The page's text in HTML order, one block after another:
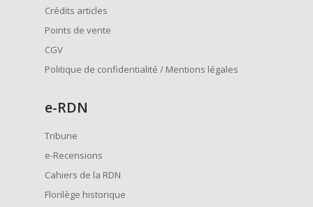
Crédits articles
Points de vente
CGV
Politique de confidentialité / Mentions légales
e-RDN
Tribune
e-Recensions
Cahiers de la RDN
Florilège historique